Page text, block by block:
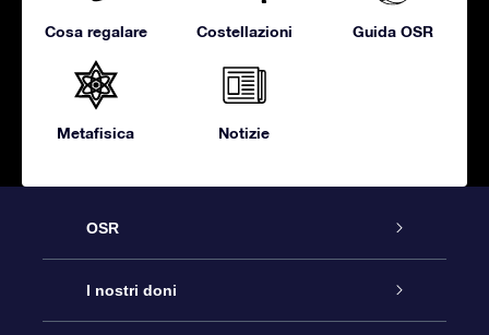
Cosa regalare Costellazioni Guida OSR
Metafisica Notizie
OSR
Assistenza
I nostri doni